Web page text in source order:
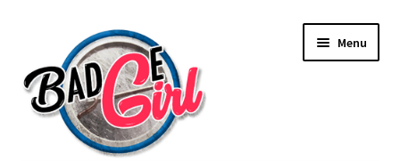
la
navigation
contenu
Menu